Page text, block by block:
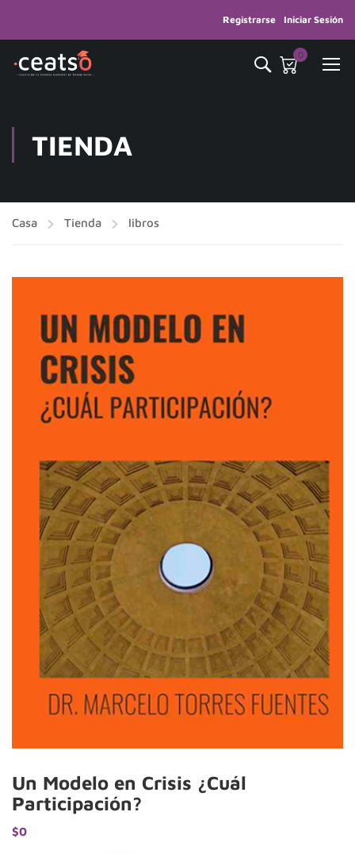
Registrarse Iniciar Sesión
0
TIENDA
Casa Tienda libros
Un Modelo en Crisis ¿Cuál
Participación?
$0